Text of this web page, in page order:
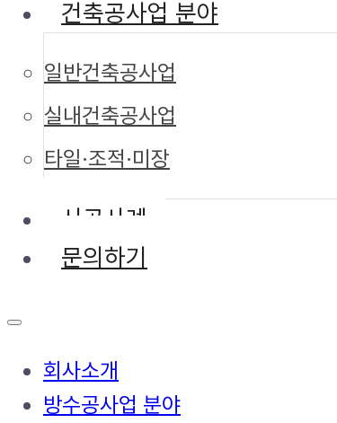
건축공사업 분야
일반건축공사업
실내건축공사업
타일·조적·미장
시공사례
문의하기
회사소개
방수공사업 분야